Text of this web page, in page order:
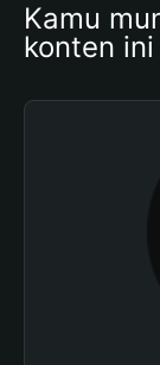
Kamu
konten ini